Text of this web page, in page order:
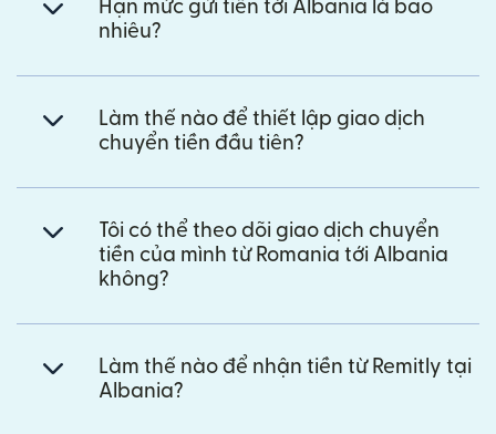
Hạn mức gửi tiền tới Albania là bao
nhiêu?
Làm thế nào để thiết lập giao dịch
chuyển tiền đầu tiên?
Tôi có thể theo dõi giao dịch chuyển
tiền của mình từ Romania tới Albania
không?
Làm thế nào để nhận tiền từ Remitly tại
Albania?